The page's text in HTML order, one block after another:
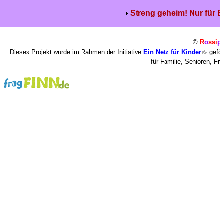
Streng geheim! Nur für
© Rossi
Dieses Projekt wurde im Rahmen der Initiative Ein Netz für Kinder
für Familie, Senioren,